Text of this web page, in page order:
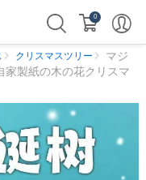
0
クリスマスツリー
マジ
家製紙の木の花クリスマ